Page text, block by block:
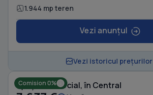
1.944 mp teren
Vezi anunțul
Vezi istoricul prețurilor
Comision 0%
Spațiu comercial, în Central